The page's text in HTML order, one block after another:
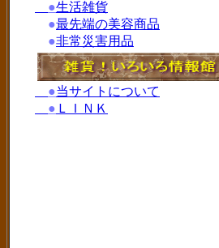
●生活雑貨
●最先端の美容商品
●非常災害用品
●当サイトについて
● ＬＩＮＫ